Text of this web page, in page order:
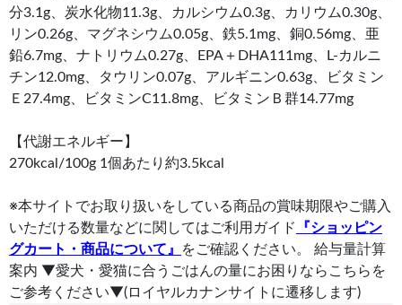
分3.1g、炭水化物11.3g、カルシウム0.3g、カリウム0.30g、
リン0.26g、マグネシウム0.05g、鉄5.1mg、銅0.56mg、亜
鉛6.7mg、ナトリウム0.27g、EPA＋DHA111mg、L-カルニ
チン12.0mg、タウリン0.07g、アルギニン0.63g、ビタミン
Ｅ27.4mg、ビタミンC11.8mg、ビタミンＢ群14.77mg
【代謝エネルギー】
270kcal/100g 1個あたり約3.5kcal
※本サイトでお取り扱いをしている商品の賞味期限やご購入
いただける数量などに関してはご利用ガイド
『ショッピン
グカート・商品について』
をご確認ください。 給与量計算
案内 ▼愛犬・愛猫に合うごはんの量にお困りならこちらを
ご参考ください▼(ロイヤルカナンサイトに遷移します)